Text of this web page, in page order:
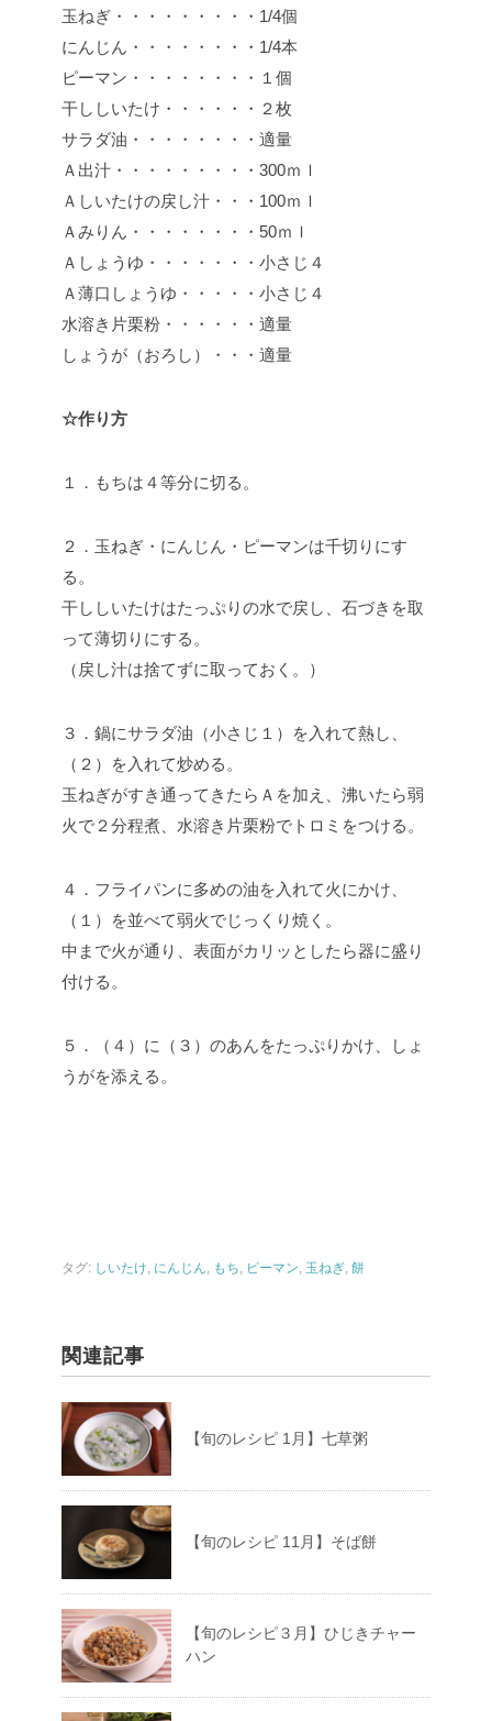
玉ねぎ・・・・・・・・・1/4個
にんじん・・・・・・・・1/4本
ピーマン・・・・・・・・１個
干ししいたけ・・・・・・２枚
サラダ油・・・・・・・・適量
Ａ出汁・・・・・・・・・300ｍｌ
Ａしいたけの戻し汁・・・100ｍｌ
Ａみりん・・・・・・・・50ｍｌ
Ａしょうゆ・・・・・・・小さじ４
Ａ薄口しょうゆ・・・・・小さじ４
水溶き片栗粉・・・・・・適量
しょうが（おろし）・・・適量
☆作り方
１．もちは４等分に切る。
２．玉ねぎ・にんじん・ピーマンは千切りにす
る。
干ししいたけはたっぷりの水で戻し、石づきを取
って薄切りにする。
（戻し汁は捨てずに取っておく。）
３．鍋にサラダ油（小さじ１）を入れて熱し、
（２）を入れて炒める。
玉ねぎがすき通ってきたらＡを加え、沸いたら弱
火で２分程煮、水溶き片栗粉でトロミをつける。
４．フライパンに多めの油を入れて火にかけ、
（１）を並べて弱火でじっくり焼く。
中まで火が通り、表面がカリッとしたら器に盛り
付ける。
５．（４）に（３）のあんをたっぷりかけ、しょ
うがを添える。
タグ: しいたけ, にんじん, もち, ピーマン, 玉ねぎ, 餅
関連記事
【旬のレシピ 1月】七草粥
【旬のレシピ 11月】そば餅
【旬のレシピ３月】ひじきチャー
ハン